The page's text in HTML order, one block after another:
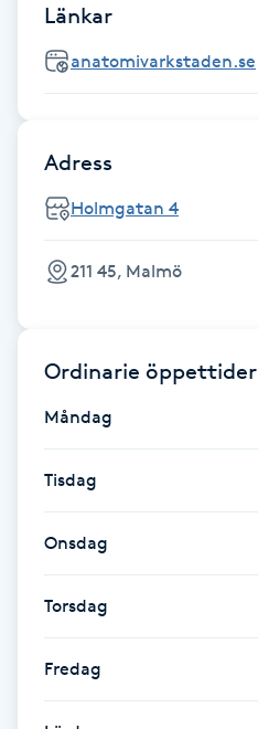
Hyaluronsyra
Hyperhidros
Hårborttagning
Hårförlängning
Hälsprickor
Idrottsmassage
Länkar
anatomivarkstaden.se
Adress
Holmgatan 4
211 45, Malmö
Ordinarie öppettider
Måndag
Tisdag
Onsdag
Torsdag
Fredag